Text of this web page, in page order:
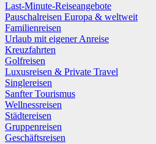
Last-Minute-Reiseangebote
Pauschalreisen Europa & weltweit
Familienreisen
Urlaub mit eigener Anreise
Kreuzfahrten
Golfreisen
Luxusreisen & Private Travel
Singlereisen
Sanfter Tourismus
Wellnessreisen
Städtereisen
Gruppenreisen
Geschäftsreisen